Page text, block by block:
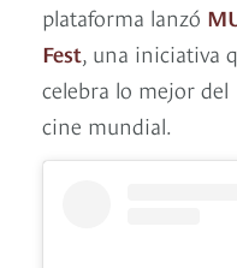
plataforma lanzó
Fest, una iniciativa
celebra lo mejor del
cine mundial.